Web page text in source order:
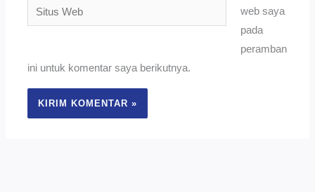
Situs
Web
web saya
pada
peramban
ini untuk komentar saya berikutnya.